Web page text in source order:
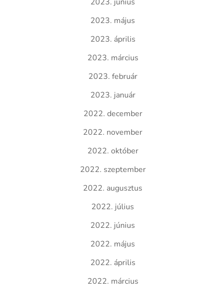
2023. május
2023. április
2023. március
2023. február
2023. január
2022. december
2022. november
2022. október
2022. szeptember
2022. augusztus
2022. július
2022. június
2022. május
2022. április
2022. március